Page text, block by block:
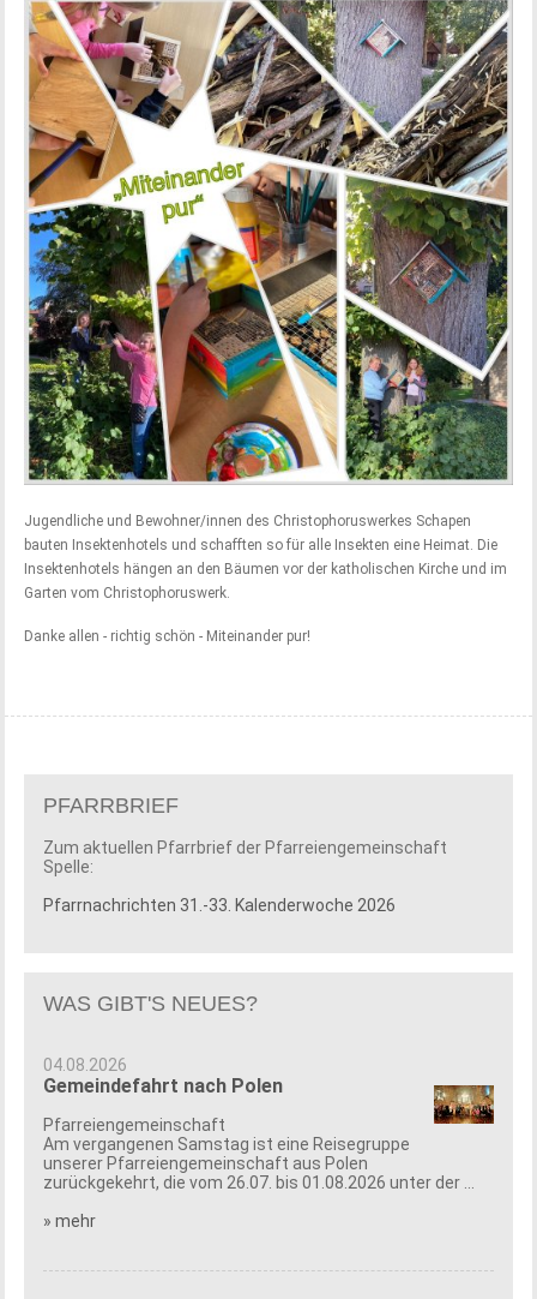
Jugendliche und Bewohner/innen des Christophoruswerkes Schapen
bauten Insektenhotels und schafften so für alle Insekten eine Heimat. Die
Insektenhotels hängen an den Bäumen vor der katholischen Kirche und im
Garten vom Christophoruswerk.
Danke allen - richtig schön - Miteinander pur!
PFARRBRIEF
Zum aktuellen Pfarrbrief der Pfarreiengemeinschaft
Spelle:
Pfarrnachrichten 31.-33. Kalenderwoche 2026
WAS GIBT'S NEUES?
04.08.2026
Gemeindefahrt nach Polen
Pfarreiengemeinschaft
Am vergangenen Samstag ist eine Reisegruppe
unserer Pfarreiengemeinschaft aus Polen
zurückgekehrt, die vom 26.07. bis 01.08.2026 unter der ...
» mehr